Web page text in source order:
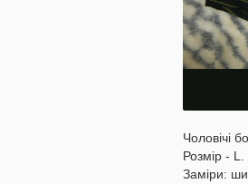
Чоловічі
Розмір - L.
Заміри: